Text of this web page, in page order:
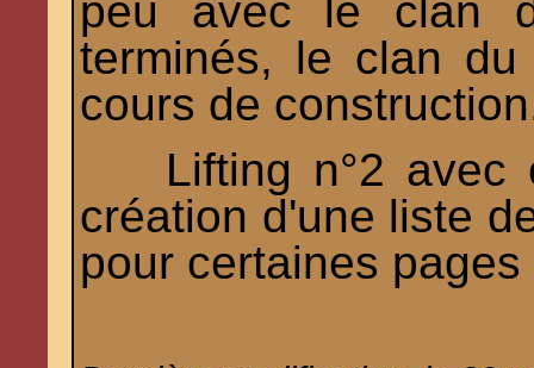
peu avec le clan
terminés, le clan
cours de
Lifting n°2 avec
création d'une liste
pour certaines